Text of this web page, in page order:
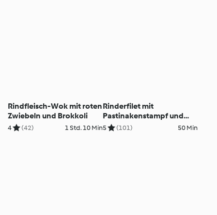
Rindfleisch-Wok mit roten
Zwiebeln und Brokkoli
4 (42) 1 Std. 10 Min
Rinderfilet mit
Pastinakenstampf und
glasierten Maroni
5 (101) 50 Min